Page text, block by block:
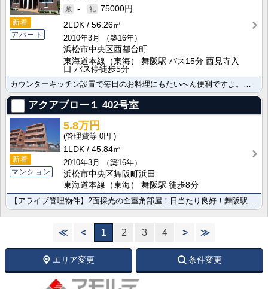
新着
アパート
-
75000円
2LDK
56.26㎡
2010年3月
（築16年）
浜松市中央区西都台町
東海道本線（東海） 舞阪駅 バス15分 西見寺入
口 バス停徒歩5分
カウンターキッチン設置で毎日のお料理にもたいへん便利ですよ。ＴＶインターホンが設置されています お部･･･
アクアブロー１ 402号室
新着
マンション
5.8万円
0円
1LDK
45.84㎡
2010年3月
（築16年）
浜松市中央区舞阪町浜田
東海道本線（東海） 舞阪駅 徒歩8分
【アライブ管理物件】2面採光の全室角部屋！日当たり良好！舞阪駅まで620m、徒歩圏内です♪ｶﾗｰﾓﾆ･･･
≪ < 1 2 3 4 > ≫
エリア変更 条件変更